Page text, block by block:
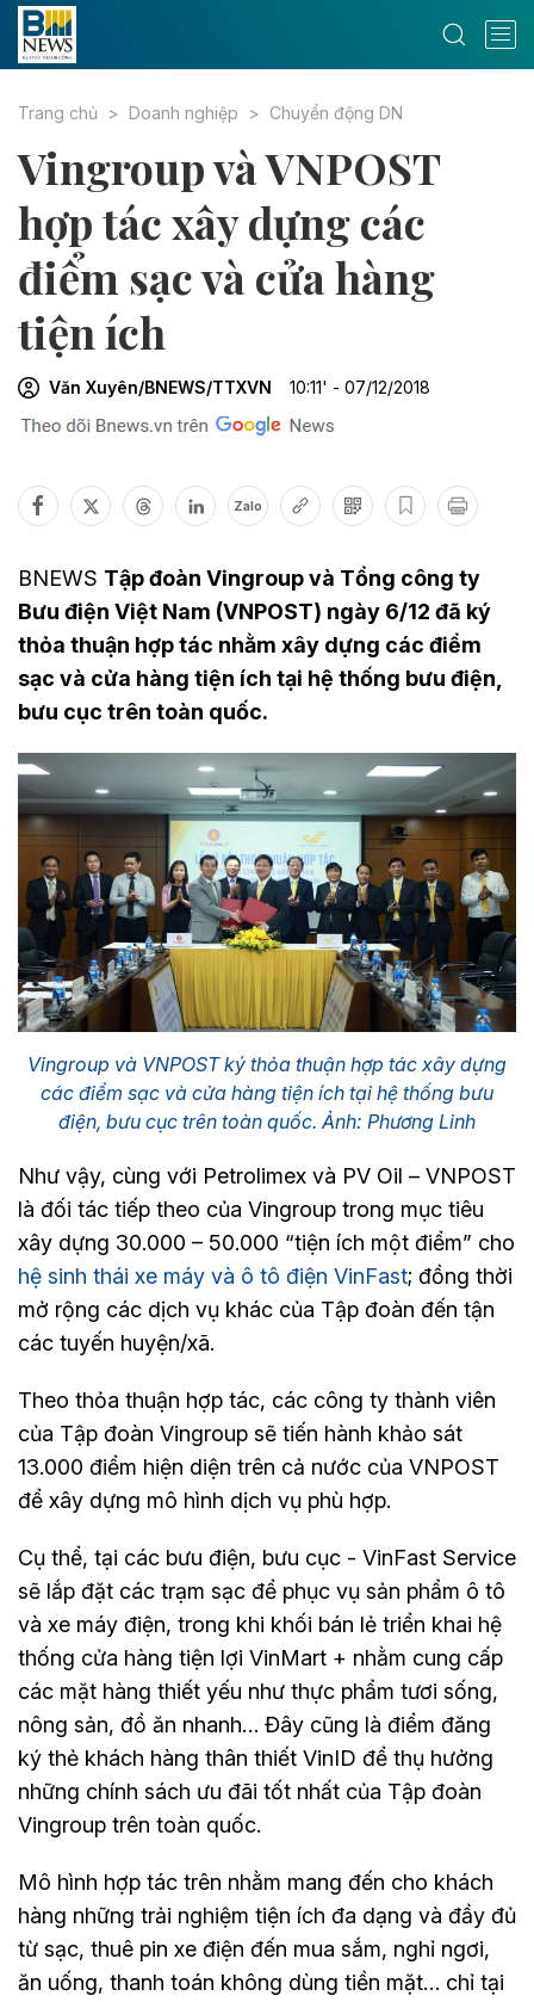
Trang chủ Doanh nghiệp Chuyển động DN
Vingroup và VNPOST
hợp tác xây dựng các
điểm sạc và cửa hàng
tiện ích
Văn Xuyên/BNEWS/TTXVN 10:11' - 07/12/2018
Zalo
BNEWS Tập đoàn Vingroup và Tổng công ty
Bưu điện Việt Nam (VNPOST) ngày 6/12 đã ký
thỏa thuận hợp tác nhằm xây dựng các điểm
sạc và cửa hàng tiện ích tại hệ thống bưu điện,
bưu cục trên toàn quốc.
Vingroup và VNPOST ký thỏa thuận hợp tác xây dựng
các điểm sạc và cửa hàng tiện ích tại hệ thống bưu
điện, bưu cục trên toàn quốc. Ảnh: Phương Linh
Như vậy, cùng với Petrolimex và PV Oil – VNPOST
là đối tác tiếp theo của Vingroup trong mục tiêu
xây dựng 30.000 – 50.000 “tiện ích một điểm” cho
hệ sinh thái xe máy và ô tô điện VinFast; đồng thời
mở rộng các dịch vụ khác của Tập đoàn đến tận
các tuyến huyện/xã.
Theo thỏa thuận hợp tác, các công ty thành viên
của Tập đoàn Vingroup sẽ tiến hành khảo sát
13.000 điểm hiện diện trên cả nước của VNPOST
để xây dựng mô hình dịch vụ phù hợp.
Cụ thể, tại các bưu điện, bưu cục - VinFast Service
sẽ lắp đặt các trạm sạc để phục vụ sản phẩm ô tô
và xe máy điện, trong khi khối bán lẻ triển khai hệ
thống cửa hàng tiện lợi VinMart + nhằm cung cấp
các mặt hàng thiết yếu như thực phẩm tươi sống,
nông sản, đồ ăn nhanh… Đây cũng là điểm đăng
ký thẻ khách hàng thân thiết VinID để thụ hưởng
những chính sách ưu đãi tốt nhất của Tập đoàn
Vingroup trên toàn quốc.
Mô hình hợp tác trên nhằm mang đến cho khách
hàng những trải nghiệm tiện ích đa dạng và đầy đủ
từ sạc, thuê pin xe điện đến mua sắm, nghỉ ngơi,
ăn uống, thanh toán không dùng tiền mặt… chỉ tại